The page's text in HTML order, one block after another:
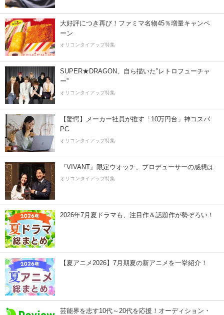
大好評につき再び！ファミマ名物45％増量キャンペ
ーン
オリコンタイアップ特集
SUPER★DRAGON、自ら描いた”レトロフューチャ
ー”
オリコンタイアップ特集
【驚愕】メーカー社員が推す「10万円台」神コスパ
PC
オリコンタイアップ特集
『VIVANT』限定ウオッチ、プロデューサーの感想は
オリコンタイアップ特集
2026年7月夏ドラマも、注目作＆話題作が勢ぞろい！
【夏アニメ2026】7月期夏の新アニメを一挙紹介！
芸能界を志す10代～20代を応援！オーディション・